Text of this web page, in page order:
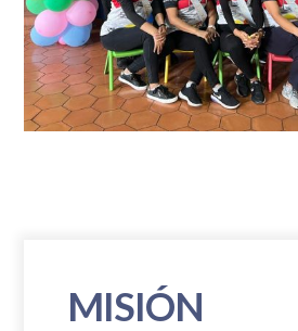
MISIÓN